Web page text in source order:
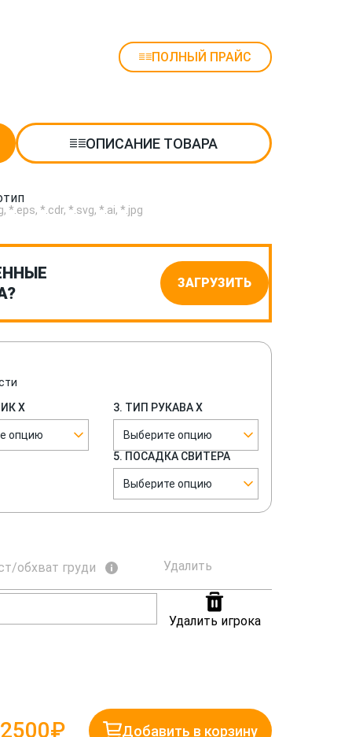
ПОЛНЫЙ ПРАЙС
ОПИСАНИЕ ТОВАРА
*.eps, *.cdr, *.svg, *.ai, *.jpg
ЗАГРУЗИТЬ
Х
опцию
3. ТИП РУКАВА Х
Выберите опцию
5. ПОСАДКА СВИТЕРА
Выберите опцию
обхват груди Удалить
Удалить игрока
2500₽ Добавить в корзину